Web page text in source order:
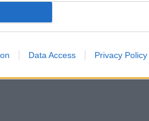
Data Access Privacy Policy